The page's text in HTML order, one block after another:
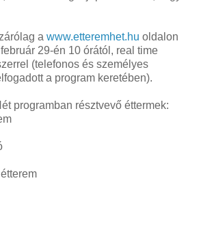
a www.etteremhet.hu oldalon
29-én 10 órától, real time
(telefonos és személyes
a program keretében).
programban résztvevő éttermek: